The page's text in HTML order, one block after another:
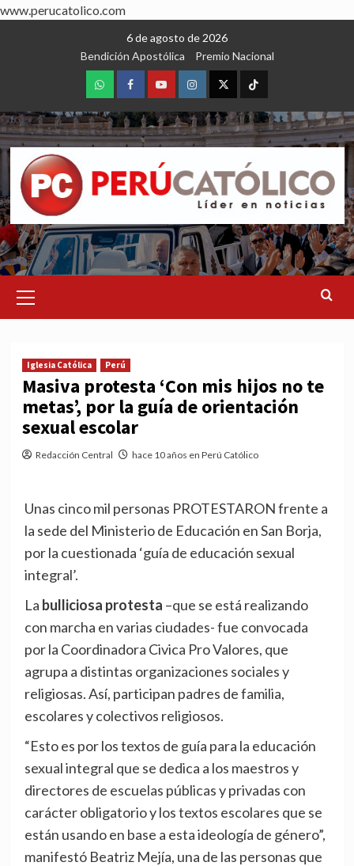
www.perucatolico.com
6 de agosto de 2026
Bendición Apostólica
Premio Nacional
WhatsAppFacebookYoutubeInstagram
X TikTok
Menu
Iglesia Católica Perú
Masiva protesta ‘Con mis hijos no te
metas’, por la guía de orientación
sexual escolar
Redacción Central hace 10 años en Perú Católico
Unas cinco mil personas PROTESTARON frente a
la sede del Ministerio de Educación en San Borja,
por la cuestionada ‘guía de educación sexual
integral’.
La bulliciosa protesta –que se está realizando
con marcha en varias ciudades- fue convocada
por la Coordinadora Civica Pro Valores, que
agrupa a distintas organizaciones sociales y
religiosas. Así, participan padres de familia,
escolares y colectivos religiosos.
“Esto es por los textos de guía para la educación
sexual integral que se dedica a los maestros y
directores de escuelas públicas y privadas con
carácter obligatorio y los textos escolares que se
están usando en base a esta ideología de género”,
manifestó Beatriz Mejía, una de las personas que